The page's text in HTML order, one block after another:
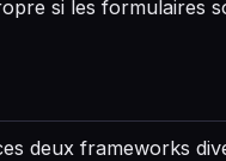
si les formulaires
deux frameworks